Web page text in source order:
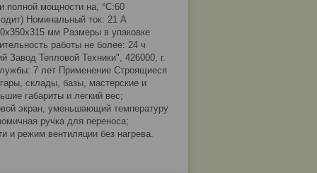
полной мощности на, °С:60
Номинальный ток: 21 А
мм Размеры в упаковке
работы не более: 24 ч
Завод Тепловой Техники", 426000, г.
7 лет Применение Строящиеся
склады, базы, мастерские и
габариты и легкий вес;
экран, уменьшающий температуру
ручка для переноса;
и режим вентиляции без нагрева.